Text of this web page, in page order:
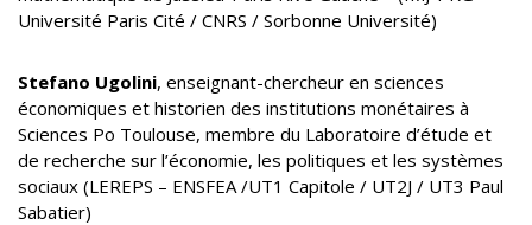
Université Paris Cité / CNRS / Sorbonne Université)
Stefano Ugolini, enseignant-chercheur en sciences
économiques et historien des institutions monétaires à
Sciences Po Toulouse, membre du Laboratoire d’étude et
de recherche sur l’économie, les politiques et les systèmes
sociaux (LEREPS – ENSFEA /UT1 Capitole / UT2J / UT3 Paul
Sabatier)